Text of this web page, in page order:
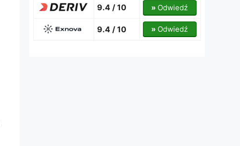
9.4 / 10 » Odwiedź
9.4 / 10 » Odwiedź